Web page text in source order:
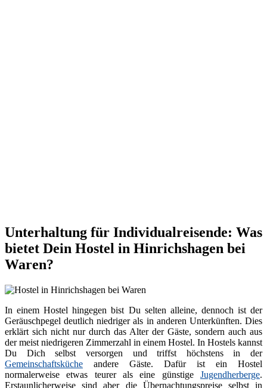
Unterhaltung für Individualreisende: Was
bietet Dein Hostel in Hinrichshagen bei
Waren?
In einem Hostel hingegen bist Du selten alleine, dennoch ist der
Geräuschpegel deutlich niedriger als in anderen Unterkünften. Dies
erklärt sich nicht nur durch das Alter der Gäste, sondern auch aus
der meist niedrigeren Zimmerzahl in einem Hostel. In Hostels kannst
Du Dich selbst versorgen und triffst höchstens in der
Gemeinschaftsküche andere Gäste. Dafür ist ein Hostel
normalerweise etwas teurer als eine günstige Jugendherberge.
Erstaunlicherweise sind aber die Übernachtungspreise selbst in